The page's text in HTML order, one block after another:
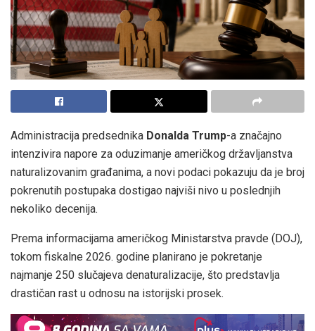
Administracija predsednika Donalda Trump-a značajno
intenzivira napore za oduzimanje američkog državljanstva
naturalizovanim građanima, a novi podaci pokazuju da je broj
pokrenutih postupaka dostigao najviši nivo u poslednjih
nekoliko decenija.
Prema informacijama američkog Ministarstva pravde (DOJ),
tokom fiskalne 2026. godine planirano je pokretanje
najmanje 250 slučajeva denaturalizacije, što predstavlja
drastičan rast u odnosu na istorijski prosek.